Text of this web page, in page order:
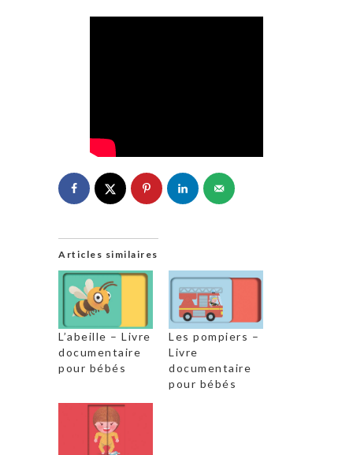
Articles similaires
L’abeille – Livre
documentaire
pour bébés
Les pompiers –
Livre
documentaire
pour bébés